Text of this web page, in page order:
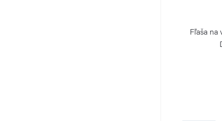
Fľaša na